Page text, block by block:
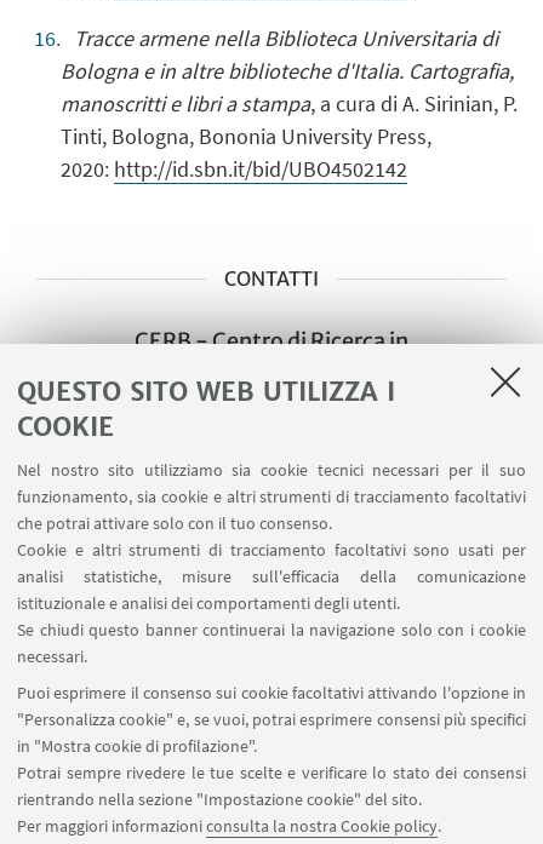
QUESTO SITO WEB UTILIZZA I
COOKIE
Nel nostro sito utilizziamo sia cookie tecnici necessari per il suo
funzionamento, sia cookie e altri strumenti di tracciamento facoltativi
che potrai attivare solo con il tuo consenso.
Cookie e altri strumenti di tracciamento facoltativi sono usati per
analisi statistiche, misure sull'efficacia della comunicazione
istituzionale e analisi dei comportamenti degli utenti.
Se chiudi questo banner continuerai la navigazione solo con i cookie
necessari.
Puoi esprimere il consenso sui cookie facoltativi attivando l'opzione in
"Personalizza cookie" e, se vuoi, potrai esprimere consensi più specifici
in "Mostra cookie di profilazione".
Potrai sempre rivedere le tue scelte e verificare lo stato dei consensi
rientrando nella sezione "Impostazione cookie" del sito.
Per maggiori informazioniconsulta la nostra Cookie policy.
Tracce armene nella Biblioteca Universitaria di
Bologna e in altre biblioteche d'Italia. Cartografia,
manoscritti e libri a stampa, a cura di A. Sirinian, P.
Tinti, Bologna, Bononia University Press,
2020: http://id.sbn.it/bid/UBO4502142
CONTATTI
CERB - Centro di Ricerca in
Dipartimento di Filologia Classica e
piano 2)
via Zamboni, 32 - 40126 Bologna IT
+ 39 051 2098566
+39 051 2098555
Scrivi una mail
Dipartimento di Filologia Classica e Italianistica - FICLIT